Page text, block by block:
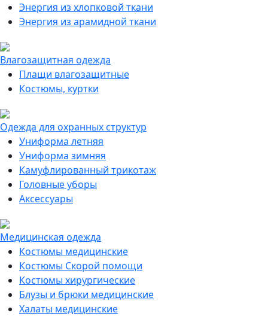
Энергия из хлопковой ткани
Энергия из арамидной ткани
Влагозащитная одежда
Плащи влагозащитные
Костюмы, куртки
Одежда для охранных структур
Униформа летняя
Униформа зимняя
Камуфлированный трикотаж
Головные уборы
Аксессуары
Медицинская одежда
Костюмы медицинские
Костюмы Скорой помощи
Костюмы хирургические
Блузы и брюки медицинские
Халаты медицинские